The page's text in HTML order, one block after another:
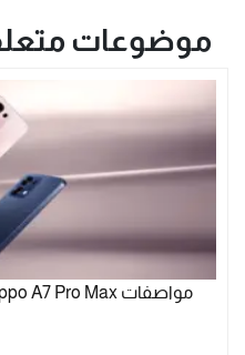
موضوعات
مواصفات Oppo A7 Pro Max .. بطارية 10,000 مللي أمبير